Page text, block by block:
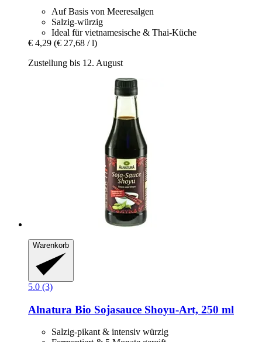
Auf Basis von Meeresalgen
Salzig-würzig
Ideal für vietnamesische & Thai-Küche
€ 4,29 (€ 27,68 / l)
Zustellung bis 12. August
Warenkorb
5.0 (3)
Alnatura Bio Sojasauce Shoyu-​Art, 250 ml
Salzig-pikant & intensiv würzig